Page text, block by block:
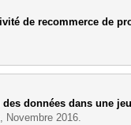
de recommerce de
données dans une
Novembre 2016.